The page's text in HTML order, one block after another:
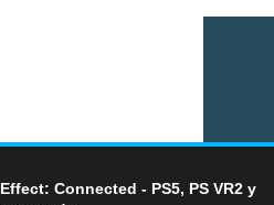
Connected - PS5, PS VR2 y